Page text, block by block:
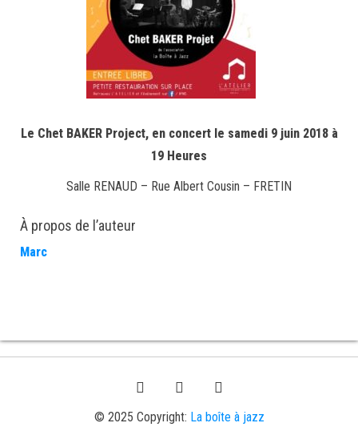
Le Chet BAKER Project, en concert le samedi 9 juin 2018 à
19 Heures
Salle RENAUD – Rue Albert Cousin – FRETIN
À propos de l’auteur
Marc
© 2025 Copyright: La boîte à jazz